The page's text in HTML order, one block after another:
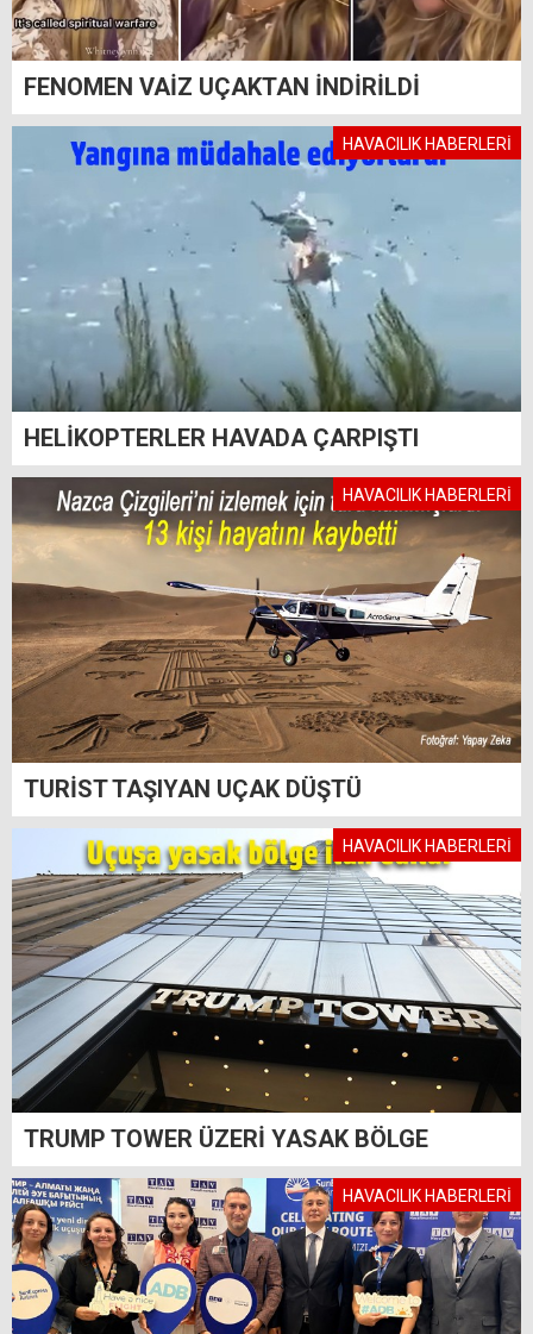
FENOMEN VAİZ UÇAKTAN İNDİRİLDİ
HAVACILIK HABERLERİ
HELİKOPTERLER HAVADA ÇARPIŞTI
HAVACILIK HABERLERİ
TURİST TAŞIYAN UÇAK DÜŞTÜ
HAVACILIK HABERLERİ
TRUMP TOWER ÜZERİ YASAK BÖLGE
HAVACILIK HABERLERİ